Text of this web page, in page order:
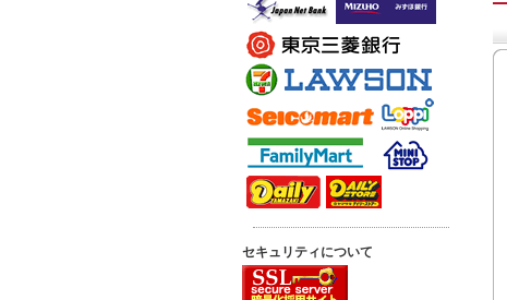
セキュリティについて